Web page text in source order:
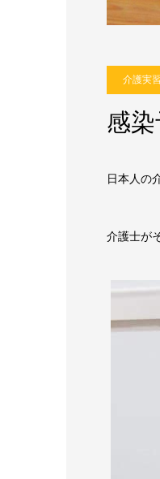
介護実
感
日本人の
介護士が